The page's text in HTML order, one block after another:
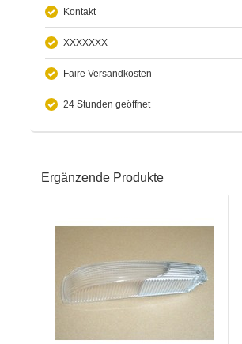
Kontakt
XXXXXXX
Faire Versandkosten
24 Stunden geöffnet
Ergänzende Produkte